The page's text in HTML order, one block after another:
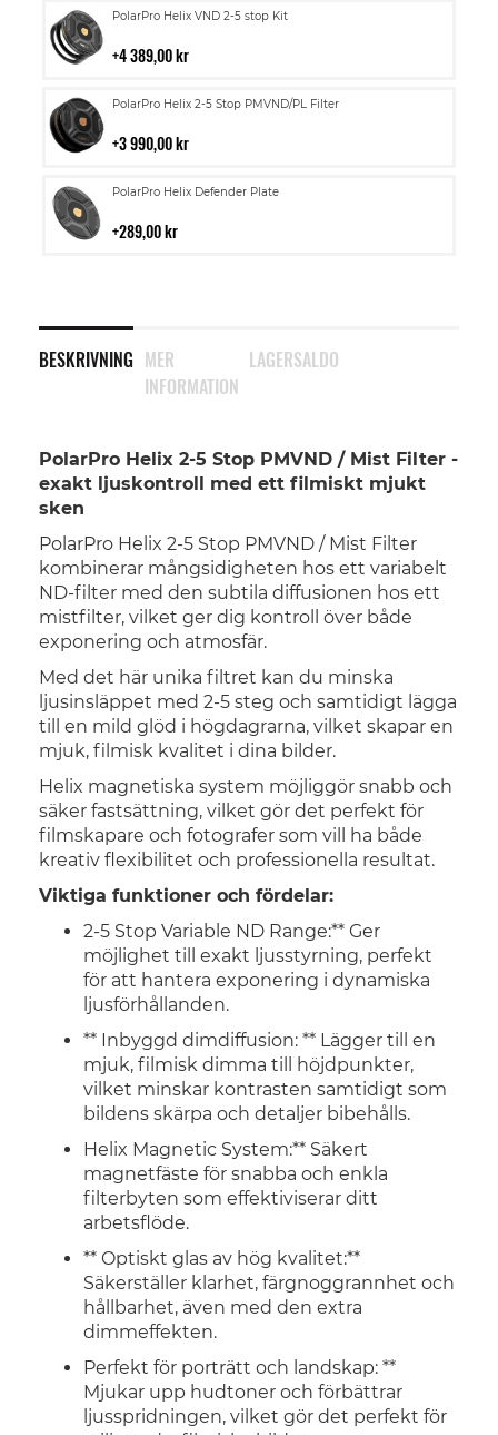
PolarPro Helix VND 2-5 stop Kit
4 389,00 kr
Lägg
i
PolarPro Helix 2-5 Stop PMVND/PL Filter
3 990,00 kr
Lägg
i
PolarPro Helix Defender Plate
289,00 kr
Lägg
i
BESKRIVNING
PolarPro Helix 2-5 Stop PMVND / Mist Filter -
exakt ljuskontroll med ett filmiskt mjukt
sken
PolarPro Helix 2-5 Stop PMVND / Mist Filter
kombinerar mångsidigheten hos ett variabelt
ND-filter med den subtila diffusionen hos ett
mistfilter, vilket ger dig kontroll över både
exponering och atmosfär.
Med det här unika filtret kan du minska
ljusinsläppet med 2-5 steg och samtidigt lägga
till en mild glöd i högdagrarna, vilket skapar en
mjuk, filmisk kvalitet i dina bilder.
Helix magnetiska system möjliggör snabb och
säker fastsättning, vilket gör det perfekt för
filmskapare och fotografer som vill ha både
kreativ flexibilitet och professionella resultat.
Viktiga funktioner och fördelar:
2-5 Stop Variable ND Range:** Ger
möjlighet till exakt ljusstyrning, perfekt
för att hantera exponering i dynamiska
ljusförhållanden.
** Inbyggd dimdiffusion: ** Lägger till en
mjuk, filmisk dimma till höjdpunkter,
vilket minskar kontrasten samtidigt som
bildens skärpa och detaljer bibehålls.
Helix Magnetic System:** Säkert
magnetfäste för snabba och enkla
filterbyten som effektiviserar ditt
arbetsflöde.
** Optiskt glas av hög kvalitet:**
Säkerställer klarhet, färgnoggrannhet och
hållbarhet, även med den extra
dimmeffekten.
Perfekt för porträtt och landskap: **
Mjukar upp hudtoner och förbättrar
ljusspridningen, vilket gör det perfekt för
MER
INFORMATION
LAGERSALDO